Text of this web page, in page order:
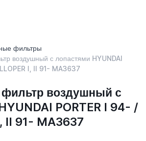
фильтры
воздушный с лопастями HYUNDAI
I, II 91- MA3637
фильтр воздушный с
PORTER I 94- /
II 91- MA3637